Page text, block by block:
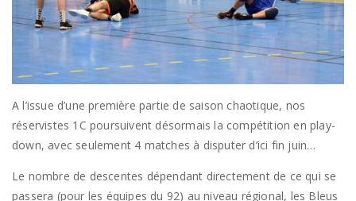
A l’issue d’une première partie de saison chaotique, nos
réservistes 1C poursuivent désormais la compétition en play-
down, avec seulement 4 matches à disputer d’ici fin juin…
Le nombre de descentes dépendant directement de ce qui se
passera (pour les équipes du 92) au niveau régional, les Bleus